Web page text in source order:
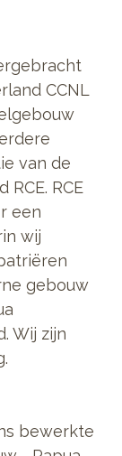
CCNL
van de
RCE
een
wij
gebouw
Wij zijn
bewerkte